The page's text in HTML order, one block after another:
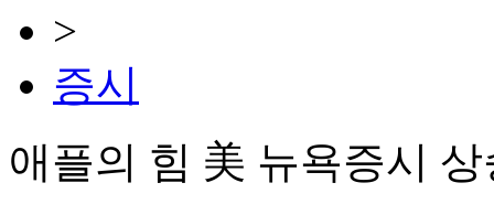
>
증시
애플의 힘 美 뉴욕증시